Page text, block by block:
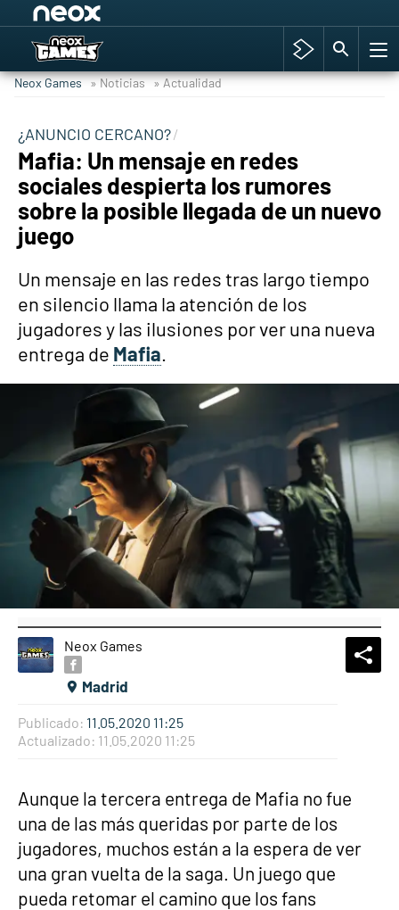
Hyrule Warriors: La Era del Cataclismo
Cyberpunk 2077
Hyrule Warriors
Asia peculiar tradición
Neox Games » Noticias » Actualidad
¿ANUNCIO CERCANO?
Mafia: Un mensaje en redes
sociales despierta los rumores
sobre la posible llegada de un nuevo
juego
Un mensaje en las redes tras largo tiempo
en silencio llama la atención de los
jugadores y las ilusiones por ver una nueva
entrega de Mafia
Neox Games
Madrid
Publicado: 11.05.2020 11:25
Actualizado: 11.05.2020 11:25
Aunque la tercera entrega de Mafia no fue
una de las más queridas por parte de los
jugadores, muchos están a la espera de ver
una gran vuelta de la saga. Un juego que
pueda retomar el camino que los fans